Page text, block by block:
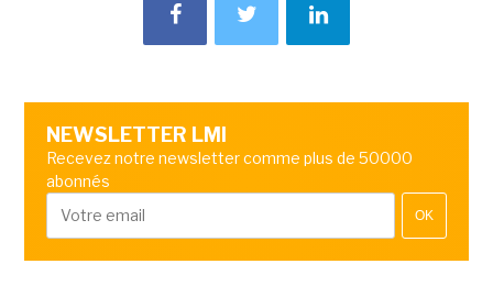
NEWSLETTER LMI
Recevez notre newsletter comme plus de 50000
abonnés
OK